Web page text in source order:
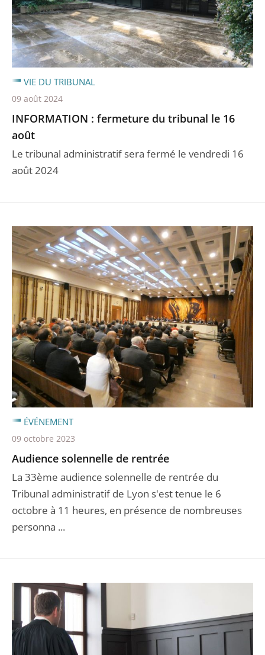
INFORMATION : fermeture du tribunal le 16
août
Le tribunal administratif sera fermé le vendredi 16
août 2024
VIE DU TRIBUNAL
09 août 2024
Audience solennelle de rentrée
La 33ème audience solennelle de rentrée du
Tribunal administratif de Lyon s'est tenue le 6
octobre à 11 heures, en présence de nombreuses
personna ...
ÉVÉNEMENT
09 octobre 2023